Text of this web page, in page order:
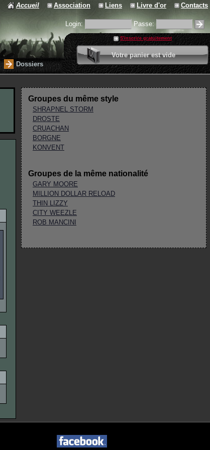
Accueil Association Liens Livre d'or Contacts
Login: Passe:
S'inscrire gratuitement
Votre panier est vide
0 article
Valider votre panier
Dossiers
Groupes du même style
SHRAPNEL STORM
DROSTE
CRUACHAN
BORGNE
KONVENT
Groupes de la même nationalité
GARY MOORE
MILLION DOLLAR RELOAD
THIN LIZZY
CITY WEEZLE
ROB MANCINI